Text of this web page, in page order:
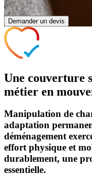
Demander un devis
Une couverture
métier en
Manipulation de
adaptation
déménagement
effort physique et
durablement, une
essentielle.